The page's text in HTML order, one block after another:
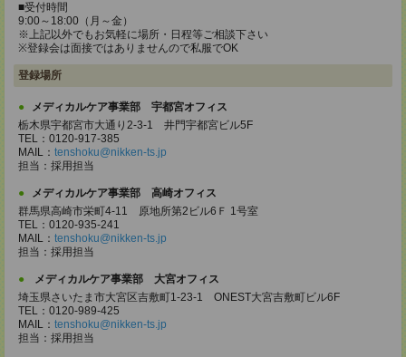
■受付時間
9:00～18:00（月～金）
※上記以外でもお気軽に場所・日程等ご相談下さい
※登録会は面接ではありませんので私服でOK
登録場所
メディカルケア事業部 宇都宮オフィス
栃木県宇都宮市大通り2-3-1 井門宇都宮ビル5F
TEL：0120-917-385
MAIL： tenshoku@nikken-ts.jp
担当：採用担当
メディカルケア事業部 高崎オフィス
群馬県高崎市栄町4-11 原地所第2ビル6Ｆ 1号室
TEL：0120-935-241
MAIL： tenshoku@nikken-ts.jp
担当：採用担当
メディカルケア事業部 大宮オフィス
埼玉県さいたま市大宮区吉敷町1-23-1 ONEST大宮吉敷町ビル6F
TEL：0120-989-425
MAIL： tenshoku@nikken-ts.jp
担当：採用担当